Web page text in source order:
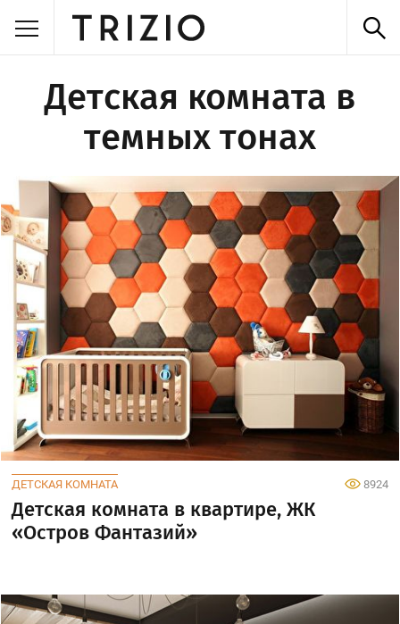
Детская комната в
темных тонах
ДЕТСКАЯ КОМНАТА 8924
Детская комната в квартире, ЖК
«Остров Фантазий»